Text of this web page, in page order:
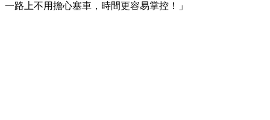
一路上不用擔心塞車，時間更容易掌控！」